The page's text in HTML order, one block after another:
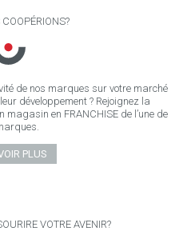
de nos marques sur votre marché
développement ? Rejoignez la
en FRANCHISE de l’une de
PLUS
VOTRE AVENIR?